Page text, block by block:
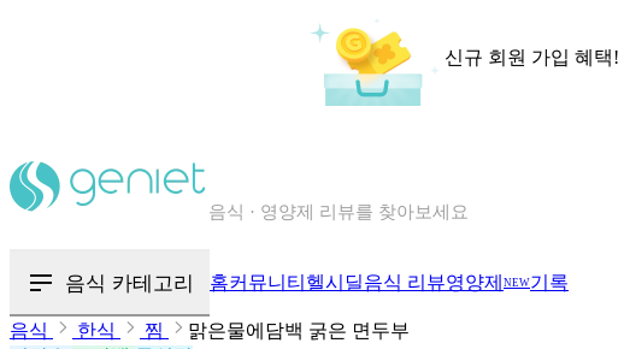
신규 회원 가입 혜택!
칼로리와 영양성분을 검색해보세요
음식 카테고리 홈커뮤니티 헬시딜음식 리뷰영양제 NEW기록
음식 한식 찜
맑은물에담백 굵은 면두부